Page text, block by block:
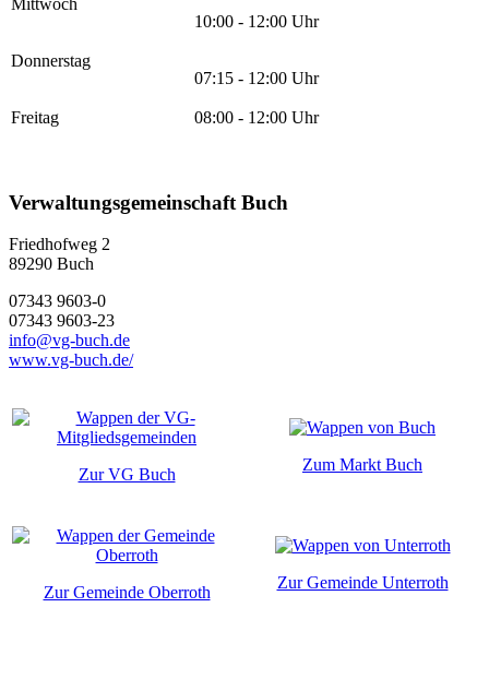
10:00 - 12:00 Uhr
Donnerstag
07:15 - 12:00 Uhr
Freitag 08:00 - 12:00 Uhr
Verwaltungsgemeinschaft Buch
Friedhofweg 2
89290 Buch
07343 9603-0
07343 9603-23
info@vg-buch.de
www.vg-buch.de/
Zur VG Buch
Zum Markt Buch
Zur Gemeinde Oberroth
Zur Gemeinde Unterroth